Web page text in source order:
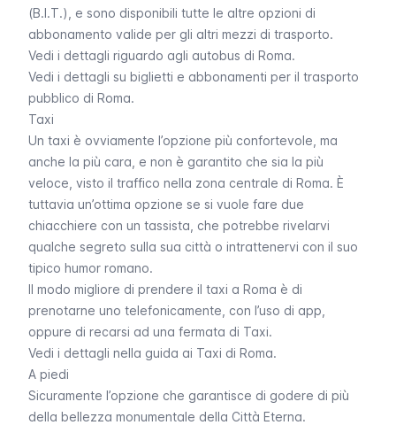
(B.I.T.), e sono disponibili tutte le altre opzioni di
abbonamento valide per gli altri mezzi di trasporto.
Vedi i dettagli riguardo agli autobus di Roma.
Vedi i dettagli su biglietti e abbonamenti per il trasporto
pubblico di Roma.
Taxi
Un taxi è ovviamente l’opzione più confortevole, ma
anche la più cara, e non è garantito che sia la più
veloce, visto il traffico nella zona centrale di Roma. È
tuttavia un’ottima opzione se si vuole fare due
chiacchiere con un tassista, che potrebbe rivelarvi
qualche segreto sulla sua città o intrattenervi con il suo
tipico humor romano.
Il modo migliore di prendere il taxi a Roma è di
prenotarne uno telefonicamente, con l’uso di app,
oppure di recarsi ad una fermata di Taxi.
Vedi i dettagli nella guida ai Taxi di Roma.
A piedi
Sicuramente l’opzione che garantisce di godere di più
della bellezza monumentale della Città Eterna.